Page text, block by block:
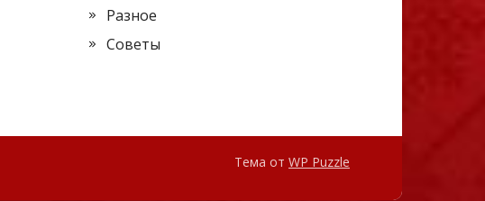
Разное
Советы
Тема от WP Puzzle